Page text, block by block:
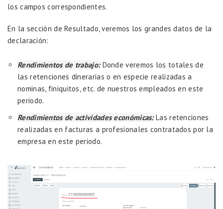
los campos correspondientes.
En la sección de Resultado, veremos los grandes datos de la
declaración:
Rendimientos de trabajo:Donde veremos los totales de
las retenciones dinerarias o en especie realizadas a
nominas, finiquitos, etc. de nuestros empleados en este
periodo.
Rendimientos de actividades económicas:Las retenciones
realizadas en facturas a profesionales contratados por la
empresa en este periodo.